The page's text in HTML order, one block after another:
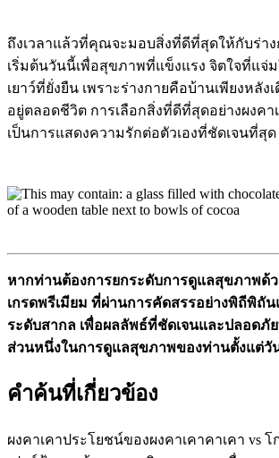
ถึงเวลาแล้วที่คุณจะมอบสิ่งที่ดีที่สุดให้กับร่า
เริ่มต้นวันนี้เพื่อสุขภาพที่แข็งแรง จิตใจที่แจ่
เยาว์ที่ยั่งยืน เพราะร่างกายคือบ้านเพียงหลั
อยู่ตลอดชีวิต การเลือกสิ่งที่ดีที่สุดอย่างผงคา
เป็นการแสดงความรักต่อตัวเองที่ชัดเจนที่สุด
หากท่านต้องการยกระดับการดูแลสุขภาพด้
เกรดพรีเมียม ที่ผ่านการคัดสรรอย่างพิถีพิถั
ระดับสากล เพื่อผลลัพธ์ที่ชัดเจนและปลอดภัย
ส่วนหนึ่งในการดูแลสุขภาพของท่านตั้งแต่วั
คำค้นที่เกี่ยวข้อง
ผงคาเคาประโยชน์ของผงคาเคาคาเคา vs โ